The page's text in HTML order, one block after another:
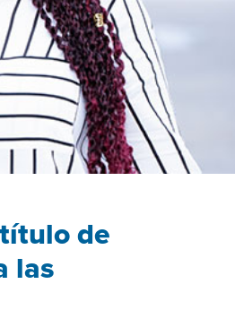
de
las